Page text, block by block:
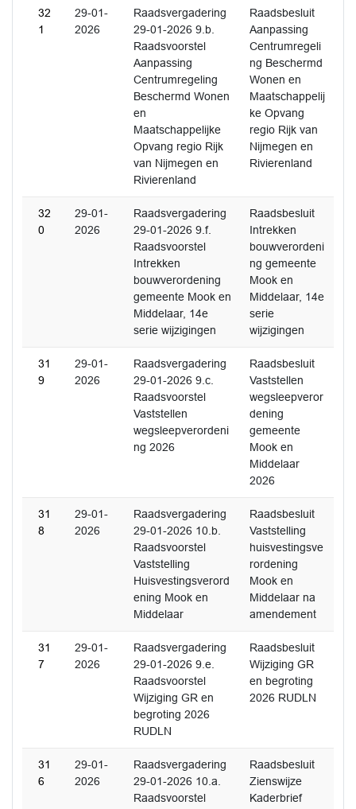
32
1
29-01-
2026
Raadsvergadering
29-01-2026 9.b.
Raadsvoorstel
Aanpassing
Centrumregeling
Beschermd Wonen
en
Maatschappelijke
Opvang regio Rijk
van Nijmegen en
Rivierenland
Raadsbesluit
Aanpassing
Centrumregeli
ng Beschermd
Wonen en
Maatschappelij
ke Opvang
regio Rijk van
Nijmegen en
Rivierenland
32
0
29-01-
2026
Raadsvergadering
29-01-2026 9.f.
Raadsvoorstel
Intrekken
bouwverordening
gemeente Mook en
Middelaar, 14e
serie wijzigingen
Raadsbesluit
Intrekken
bouwverordeni
ng gemeente
Mook en
Middelaar, 14e
serie
wijzigingen
31
9
29-01-
2026
Raadsvergadering
29-01-2026 9.c.
Raadsvoorstel
Vaststellen
wegsleepverordeni
ng 2026
Raadsbesluit
Vaststellen
wegsleepveror
dening
gemeente
Mook en
Middelaar
2026
31
8
29-01-
2026
Raadsvergadering
29-01-2026 10.b.
Raadsvoorstel
Vaststelling
Huisvestingsverord
ening Mook en
Middelaar
Raadsbesluit
Vaststelling
huisvestingsve
rordening
Mook en
Middelaar na
amendement
31
7
29-01-
2026
Raadsvergadering
29-01-2026 9.e.
Raadsvoorstel
Wijziging GR en
begroting 2026
RUDLN
Raadsbesluit
Wijziging GR
en begroting
2026 RUDLN
31
6
29-01-
2026
Raadsvergadering
29-01-2026 10.a.
Raadsvoorstel
Raadsbesluit
Zienswijze
Kaderbrief